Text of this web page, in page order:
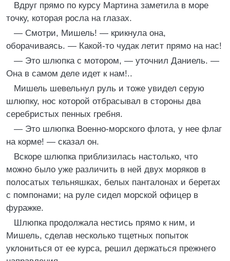
Вдруг прямо по курсу Мартина заметила в море
точку, которая росла на глазах.
— Смотри, Мишель! — крикнула она,
оборачиваясь. — Какой-то чудак летит прямо на нас!
— Это шлюпка с мотором, — уточнил Даниель. —
Она в самом деле идет к нам!..
Мишель шевельнул руль и тоже увидел серую
шлюпку, нос которой отбрасывал в стороны два
серебристых пенных гребня.
— Это шлюпка Военно-морского флота, у нее флаг
на корме! — сказал он.
Вскоре шлюпка приблизилась настолько, что
можно было уже различить в ней двух моряков в
полосатых тельняшках, белых панталонах и беретах
с помпонами; на руле сидел морской офицер в
фуражке.
Шлюпка продолжала нестись прямо к ним, и
Мишель, сделав несколько тщетных попыток
уклониться от ее курса, решил держаться прежнего